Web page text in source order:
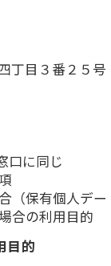
丁目３番２５号
に同じ
（保有個人デー
合の利用目的
目的